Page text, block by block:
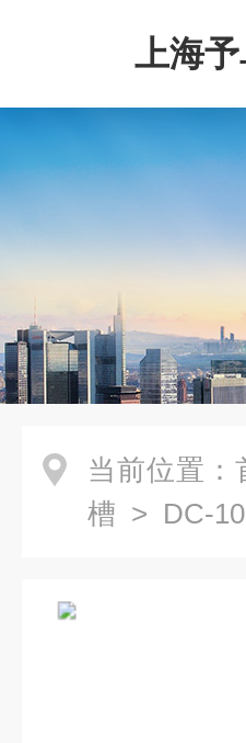
上海
当前位置：
槽 > DC-